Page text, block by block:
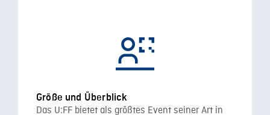
Größe und Überblick
Das U:FF bietet als größtes Event seiner Art in